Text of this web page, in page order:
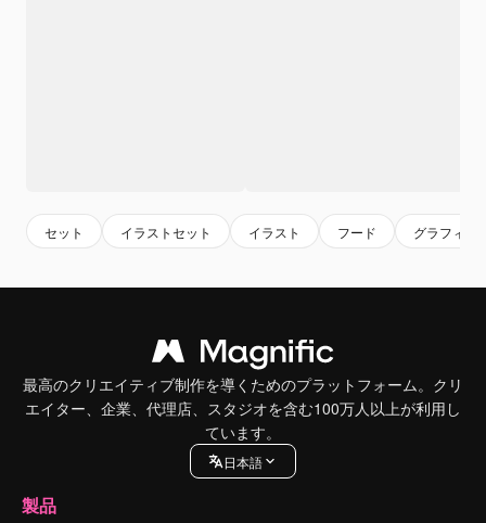
セット イラストセット イラスト フード グラフィッ
最高のクリエイティブ制作を導くためのプラットフォーム。クリ
エイター、企業、代理店、スタジオを含む100万人以上が利用し
ています。
日本語
製品